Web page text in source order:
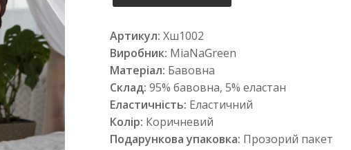
Артикул: Хш1002
Виробник: MiaNaGreen
Матеріал: Бавовна
Склад: 95% бавовна, 5% еластан
Еластичність: Еластичний
Колір: Коричневий
Подарункова упаковка: Прозорий пакет